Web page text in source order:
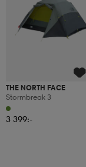
THE NORTH FACE
Stormbreak 3
3 399:-